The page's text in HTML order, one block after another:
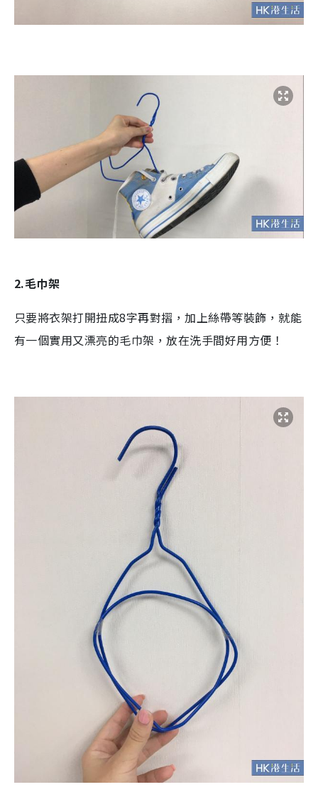
2.毛巾架
只要將衣架打開扭成8字再對摺，加上絲帶等裝飾，就能
有一個實用又漂亮的毛巾架，放在洗手間好用方便！